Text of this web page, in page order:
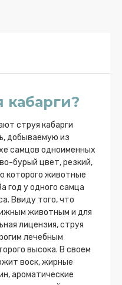
кабарги?
струя кабарги
добываемую из
самцов одноименных
бурый цвет, резкий,
которого животные
год у одного самца
Ввиду того, что
животным и для
лицензия, струя
лечебным
высока. В своем
воск, жирные
ароматические